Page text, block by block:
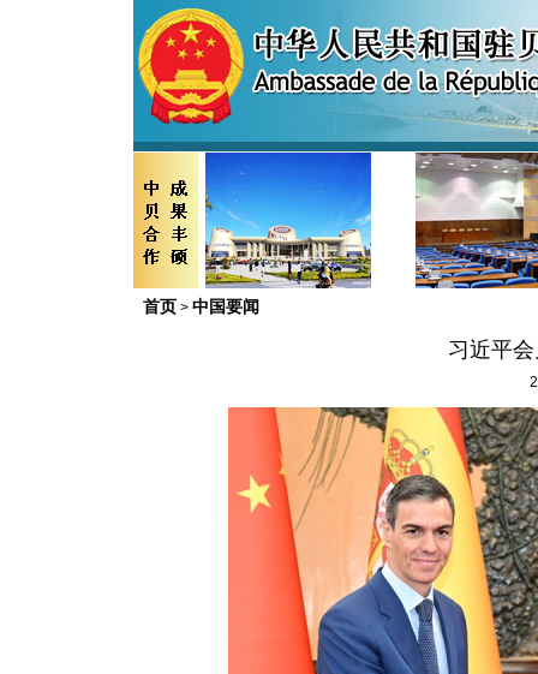
首页 > 中国要闻
习近平